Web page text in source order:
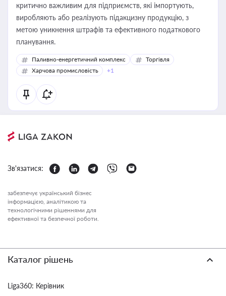
критично важливим для підприємств, які імпортують,
виробляють або реалізують підакцизну продукцію, з
метою уникнення штрафів та ефективного податкового
планування.
Паливно-енергетичний комплекс
Торгівля
Харчова промисловість
+1
Зв'язатися:
забезпечує український бізнес
інформацією, аналітикою та
технологічними рішеннями для
ефективної та безпечної роботи.
Каталог рішень
Liga360: Керівник